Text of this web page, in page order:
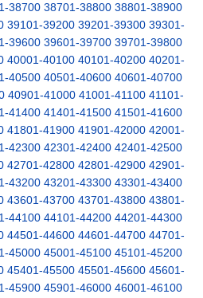
38700 38701-38800 38801-38900
39101-39200 39201-39300 39301-
39600 39601-39700 39701-39800
40001-40100 40101-40200 40201-
40500 40501-40600 40601-40700
40901-41000 41001-41100 41101-
41400 41401-41500 41501-41600
41801-41900 41901-42000 42001-
42300 42301-42400 42401-42500
42701-42800 42801-42900 42901-
43200 43201-43300 43301-43400
43601-43700 43701-43800 43801-
44100 44101-44200 44201-44300
44501-44600 44601-44700 44701-
45000 45001-45100 45101-45200
45401-45500 45501-45600 45601-
45900 45901-46000 46001-46100